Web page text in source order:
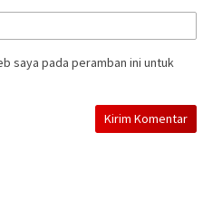
saya pada peramban ini untuk